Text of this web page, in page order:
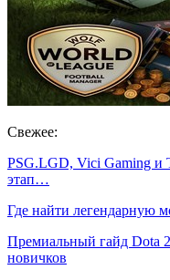
Свежее:
PSG.LGD, Vici Gaming и
этап…
Где найти легендарную
Премиальный гайд Dota
новичков